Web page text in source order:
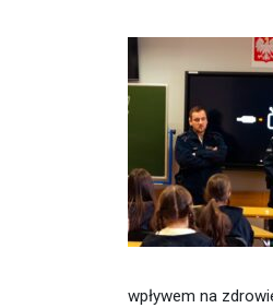
wpływem na